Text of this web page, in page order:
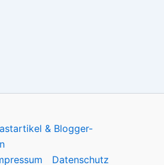
& Blogger-
Datenschutz